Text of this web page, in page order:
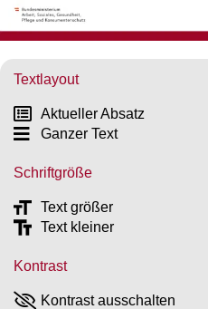
Textlayout
Aktueller Absatz
Ganzer Text
Schriftgröße
Text größer
Text kleiner
Kontrast
Kontrast ausschalten